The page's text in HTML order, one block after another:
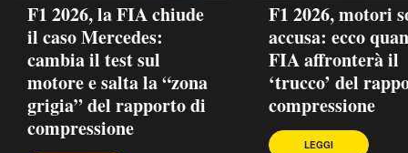
F1 2026, la FIA chiude
il caso Mercedes:
cambia il test sul
motore e salta la “zona
grigia” del rapporto di
compressione
F1 2026, motori
accusa: ecco
FIA affronterà il
‘trucco’ del
compressione
LEGGI